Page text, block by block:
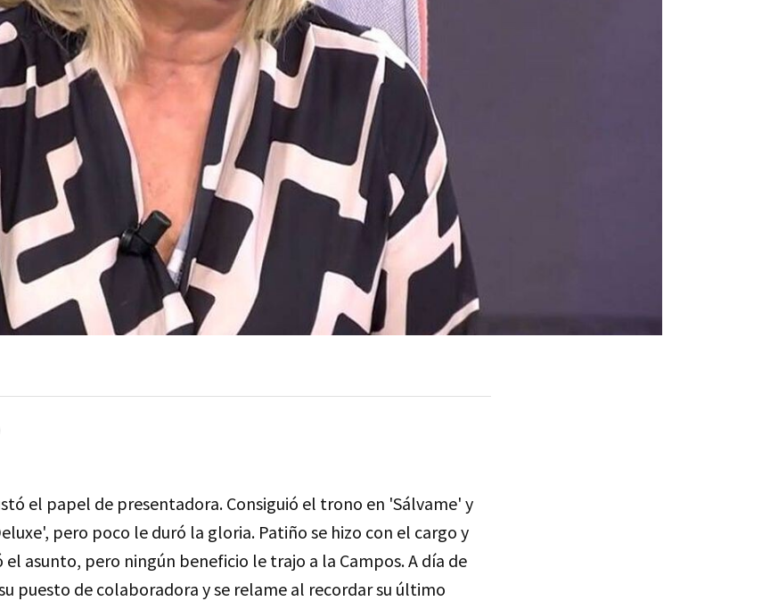
el papel de presentadora. Consiguió el trono en 'Sálvame' y
pero poco le duró la gloria. Patiño se hizo con el cargo y
asunto, pero ningún beneficio le trajo a la Campos. A día de
puesto de colaboradora y se relame al recordar su último